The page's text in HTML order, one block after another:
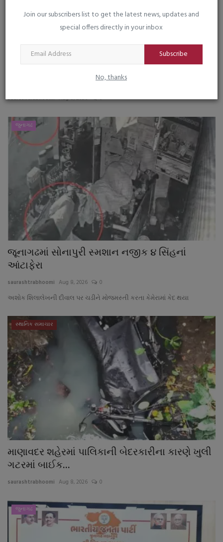
Join our subscribers list to get the latest news, updates and
special offers directly in your inbox
Subscribe
No, thanks
જૂનાગઢમાં અક્ષર મંદિર પાસે કાર થાંભલા સાથે
saurashtrabhoomi Aug 8, 2026 0
જુનાગઢ
જૂનાગઢમાં સોનાપુરી સ્મશાન નજીક ૪ સિંહનાં
આંટાફેરા
saurashtrabhoomi Aug 8, 2026 0
અશોક શિલાલેખની દીવાલ પર ચડીને મોજમસ્તી કરતા કેમેરામાં કેદ થયા
સ્થાનિક સમાચાર
માણાવદર શહેરમાં પાલિકાની બેદરકારીના કારણે ખુલી
ગટરમાં બાઈક...
saurashtrabhoomi Aug 8, 2026 0
જુનાગઢ